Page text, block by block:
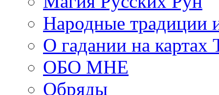
Народные традиции
О гадании на картах
ОБО МНЕ
Обряды